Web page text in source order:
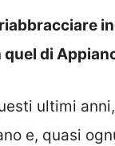
di
ultimi
e, quasi